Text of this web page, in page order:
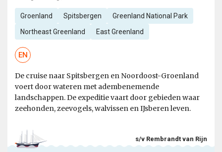
Groenland Spitsbergen Greenland National Park
Northeast Greenland East Greenland
EN
De cruise naar Spitsbergen en Noordoost-Groenland
voert door wateren met adembenemende
landschappen. De expeditie vaart door gebieden waar
zeehonden, zeevogels, walvissen en IJsberen leven.
s/v Rembrandt van Rijn